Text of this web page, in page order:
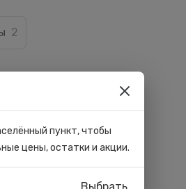
2
пункт, чтобы
цены, остатки и акции.
Выбрать